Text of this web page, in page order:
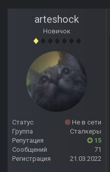
arteshock
Новичок
Статус
Не в сети
Группа
Сталкеры
Репутация
15
Сообщений
71
Регистрация
21.03.2022